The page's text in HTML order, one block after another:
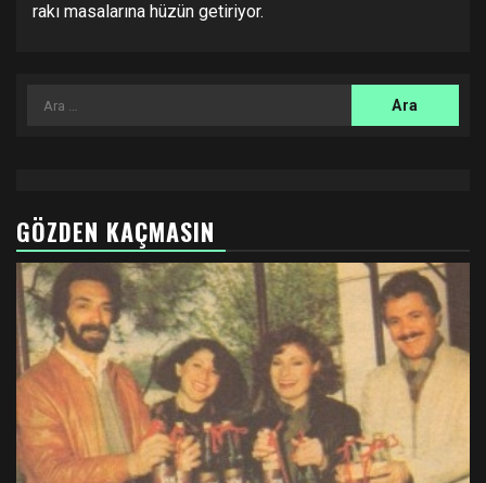
rakı masalarına hüzün getiriyor.
Arama:
GÖZDEN KAÇMASIN